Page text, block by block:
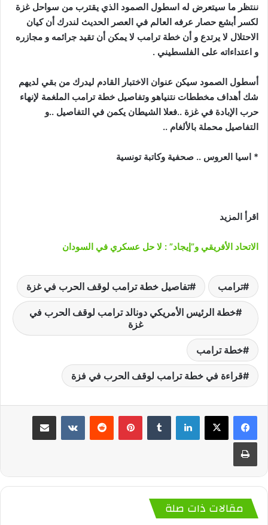
ننتظر ما سيتعرض له اسطول الصمود الذي يقترب من سواحل غزة
لكسر أبشع حصار عرفه العالم في العصر الحديث لندرك أن كيان
الاحتلال لا يرتدع و أن خطة ترامب لا يمكن أن تقيد جرائمه و مجازره
و اعتداءاته على الفلسطيني .
أسطول الصمود سيكن عنوان الاختبار القادم ليدرك من بقي لديهم
شك أهداف مخططات نتنياهو وتفاصيل خطة ترامب الملغمة لإنهاء
حرب الإبادة في غزة ..فعلا الشيطان يكمن في التفاصيل ..و
التفاصيل محملة بالألغام ..
* اسيا العروس .. صحفية وكاتبة تونسية
اقرأ المزيد
الاتحاد الأفريقي و”إيجاد” : لا حل عسكري في السودان
ترامب تفاصيل خطة ترامب لوقف الحرب في غزة
خطة الرئيس الأمريكي دونالد ترامب لوقف الحرب في
غزة
خطة ترامب
قراءة في خطة ترامب لوقف الحرب في فزة
لينكدإن بينتيريست
مقالات ذات صلة